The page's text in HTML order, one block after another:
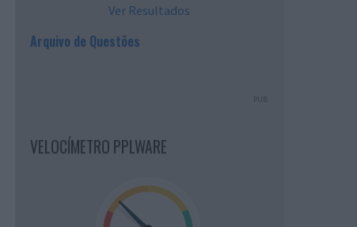
Ver Resultados
Arquivo de Questões
PUB
VELOCÍMETRO PPLWARE